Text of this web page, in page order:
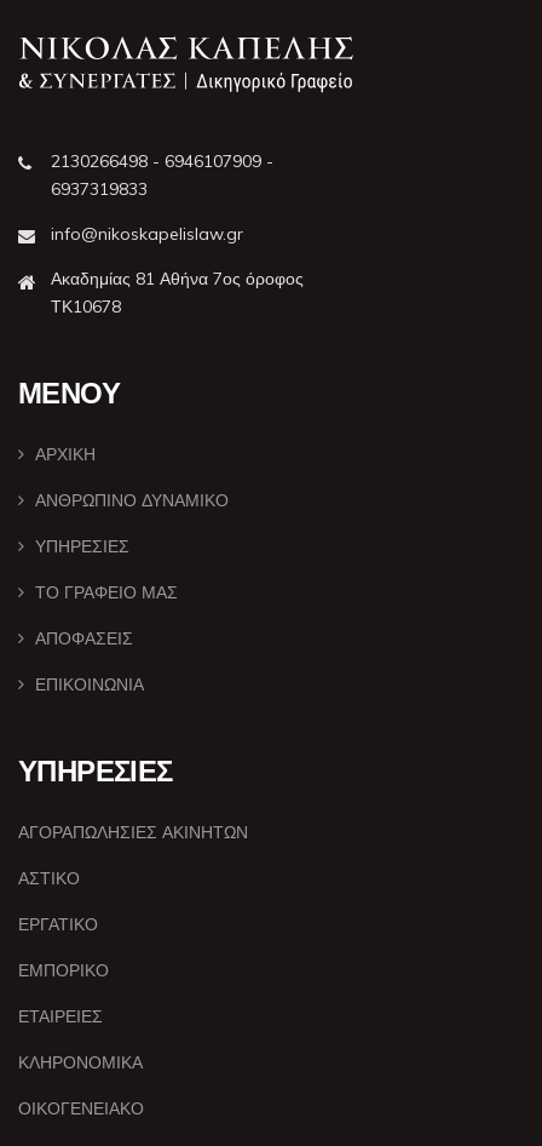
2130266498 - 6946107909 -
6937319833
info@nikoskapelislaw.gr
Ακαδημίας 81 Αθήνα 7ος όροφος
ΤΚ10678
ΜΕΝΟΥ
ΑΡΧΙΚΗ
ΑΝΘΡΩΠΙΝΟ ΔΥΝΑΜΙΚΟ
ΥΠΗΡΕΣΙΕΣ
ΤΟ ΓΡΑΦΕΙΟ ΜΑΣ
ΑΠΟΦΑΣΕΙΣ
ΕΠΙΚΟΙΝΩΝΙΑ
ΥΠΗΡΕΣΙΕΣ
ΑΓΟΡΑΠΩΛΗΣΙΕΣ ΑΚΙΝΗΤΩΝ
ΑΣΤΙΚΟ
ΕΡΓΑΤΙΚΟ
ΕΜΠΟΡΙΚΟ
ΕΤΑΙΡΕΙΕΣ
ΚΛΗΡΟΝΟΜΙΚΑ
ΟΙΚΟΓΕΝΕΙΑΚΟ